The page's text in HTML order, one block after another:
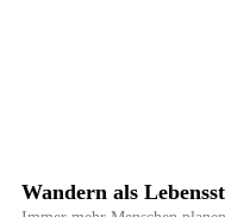
Wandern als